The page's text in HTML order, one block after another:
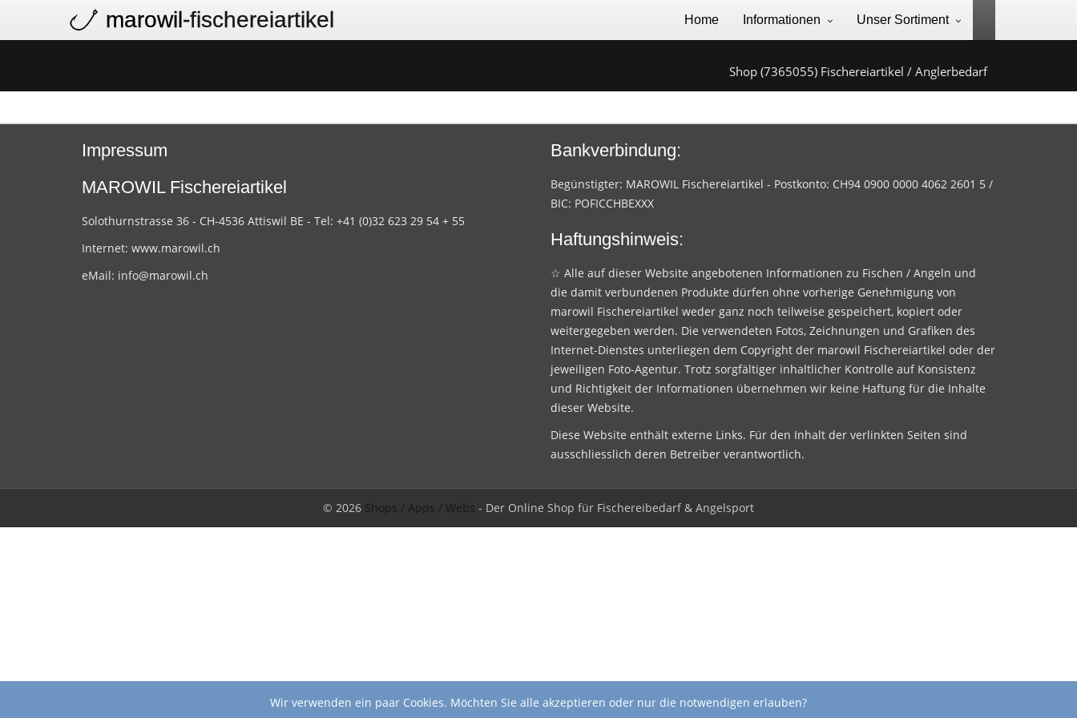
marowil-fischereiartikel Home Informationen Unser Sortiment
Shop (7365055) Fischereiartikel / Anglerbedarf
Impressum
MAROWIL Fischereiartikel
Solothurnstrasse 36 - CH-4536 Attiswil BE - Tel: +41 (0)32 623 29 54 + 55
Internet: www.marowil.ch
eMail: info@marowil.ch
Bankverbindung:
Begünstigter: MAROWIL Fischereiartikel - Postkonto: CH94 0900 0000 4062 2601 5 /
BIC: POFICCHBEXXX
Haftungshinweis:
☆ Alle auf dieser Website angebotenen Informationen zu Fischen / Angeln und
die damit verbundenen Produkte dürfen ohne vorherige Genehmigung von
marowil Fischereiartikel weder ganz noch teilweise gespeichert, kopiert oder
weitergegeben werden. Die verwendeten Fotos, Zeichnungen und Grafiken des
Internet-Dienstes unterliegen dem Copyright der marowil Fischereiartikel oder der
jeweiligen Foto-Agentur. Trotz sorgfältiger inhaltlicher Kontrolle auf Konsistenz
und Richtigkeit der Informationen übernehmen wir keine Haftung für die Inhalte
dieser Website.
Diese Website enthält externe Links. Für den Inhalt der verlinkten Seiten sind
ausschliesslich deren Betreiber verantwortlich.
© 2026 Shops / Apps / Webs - Der Online Shop für Fischereibedarf & Angelsport
Wir verwenden ein paar Cookies. Möchten Sie alle akzeptieren oder nur die notwendigen erlauben?